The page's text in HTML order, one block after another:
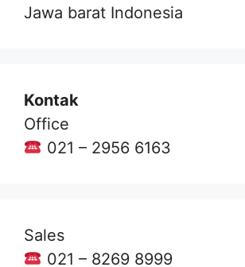
Jawa barat Indonesia
Kontak
Office
021 – 2956 6163
Sales
021 – 8269 8999